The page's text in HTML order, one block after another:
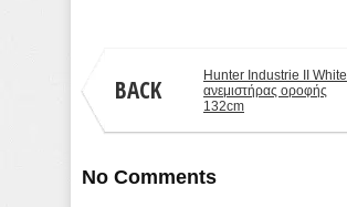
BACK
Hunter Industrie II White
ανεμιστήρας οροφής
132cm
No Comments